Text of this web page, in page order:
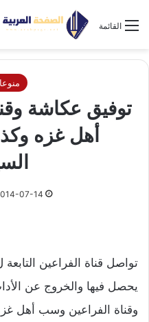
القائمة
توفيق عكاشة
أهل غزه
07-14
تواصل قناة الفراعين
يحصل فيها والخروج عن
وقناة الفراعين وسب أهل